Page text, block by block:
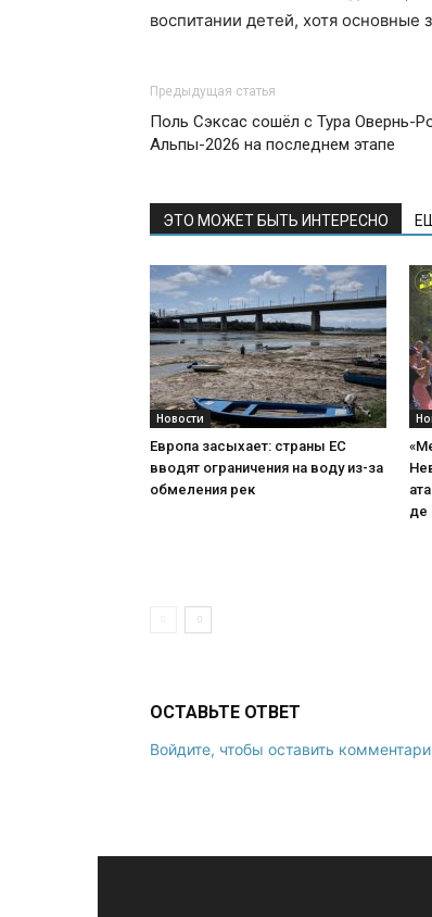
воспитании детей, хотя основные
Предыдущая статья
Поль Сэксас сошёл с Тура Овернь-
Альпы-2026 на последнем этапе
ЭТО МОЖЕТ БЫТЬ ИНТЕРЕСНО
Новости
Европа засыхает: страны ЕС
вводят ограничения на воду из-за
обмеления рек
де
ОСТАВЬТЕ ОТВЕТ
Войдите, чтобы оставить